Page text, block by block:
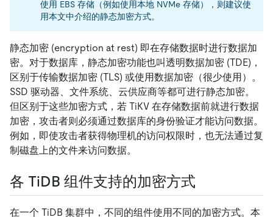
使用 EBS 存储（例如使用本地 NVMe 存储），则建议使
用本文中介绍的静态加密方式。
静态加密 (encryption at rest) 即在存储数据时进行数据加
密。对于数据库，静态加密功能也叫透明数据加密 (TDE)，
区别于传输数据加密 (TLS) 或使用数据加密（很少使用）。
SSD 驱动器、文件系统、云供应商等都可进行静态加密。
但区别于这些加密方式，若 TiKV 在存储数据前就进行数据
加密，攻击者则必须通过数据库的身份验证才能访问数据。
例如，即使攻击者获得物理机的访问权限时，也无法通过复
制磁盘上的文件来访问数据。
各 TiDB 组件支持的加密方式
在一个 TiDB 集群中，不同的组件使用不同的加密方式。本